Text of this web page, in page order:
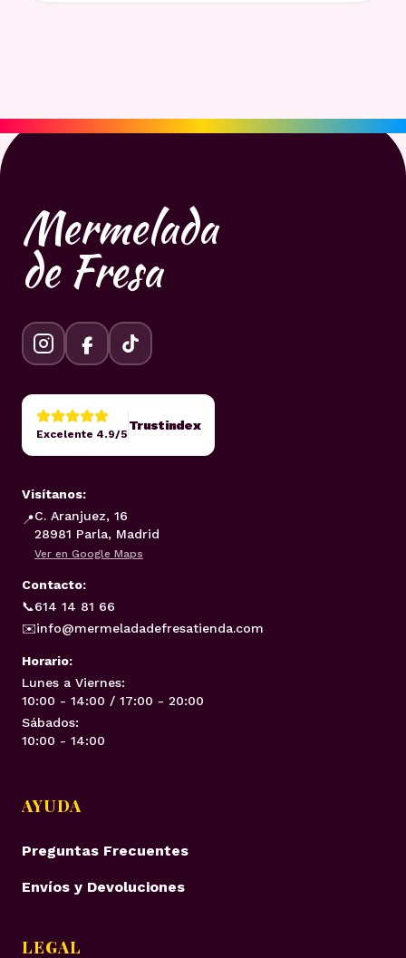
Mermelada
de Fresa
Excelente 4.9/5
Trustindex
Visítanos:
📍C. Aranjuez, 16
28981 Parla, Madrid
Ver en Google Maps
Contacto:
📞614 14 81 66
✉️info@mermeladadefresatienda.com
Horario:
Lunes a Viernes:
10:00 - 14:00 / 17:00 - 20:00
Sábados:
10:00 - 14:00
AYUDA
Preguntas Frecuentes
Envíos y Devoluciones
LEGAL